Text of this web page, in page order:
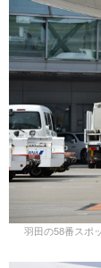
羽田の58番スポ